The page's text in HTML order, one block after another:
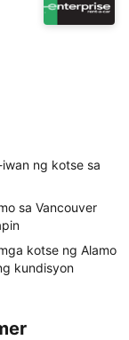
ng kotse sa
sa Vancouver
kotse ng Alamo
kundisyon